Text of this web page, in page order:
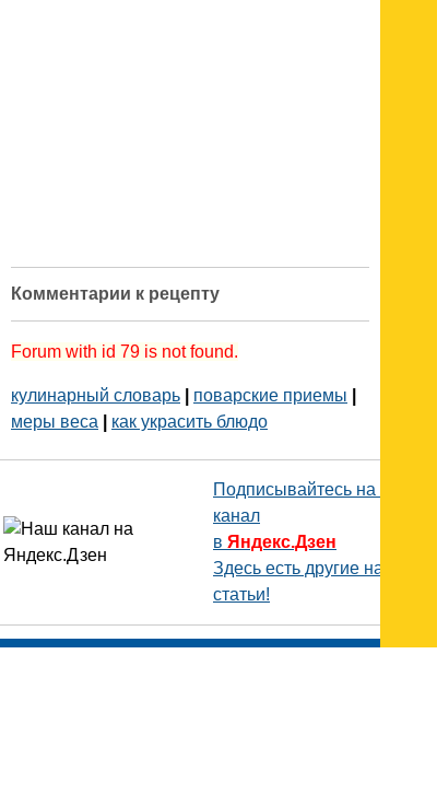
Комментарии к рецепту
Forum with id 79 is not found.
кулинарный словарь поварские приемы
меры веса
как украсить блюдо
Подписывайтесь на наш
канал
в Яндекс.Дзен
Здесь есть другие наши
статьи!